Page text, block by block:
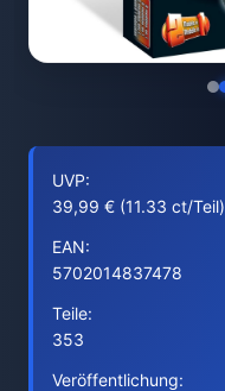
UVP:
39,99 € (11.33 ct/Teil)
EAN:
5702014837478
Teile:
353
Veröffentlichung: